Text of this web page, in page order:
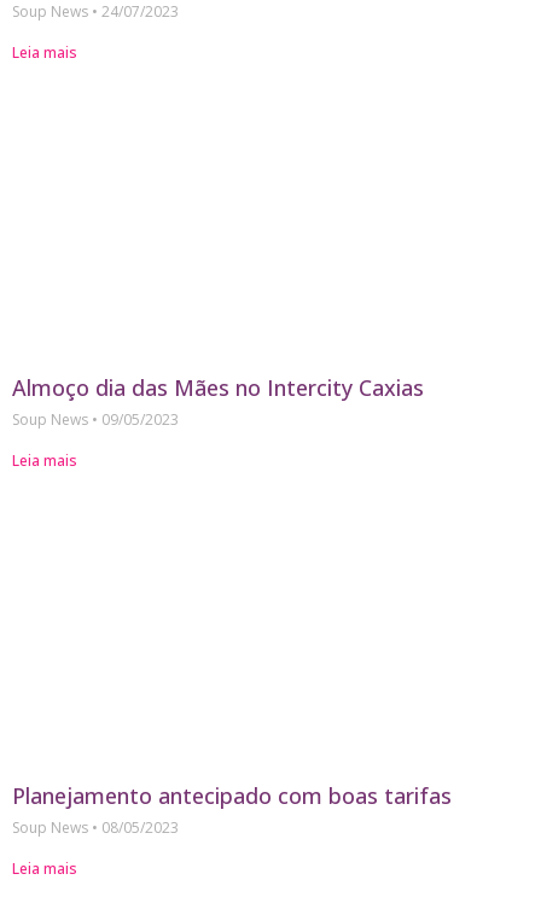
Soup News
24/07/2023
Leia mais
Almoço dia das Mães no Intercity Caxias
Soup News
09/05/2023
Leia mais
Planejamento antecipado com boas tarifas
Soup News
08/05/2023
Leia mais